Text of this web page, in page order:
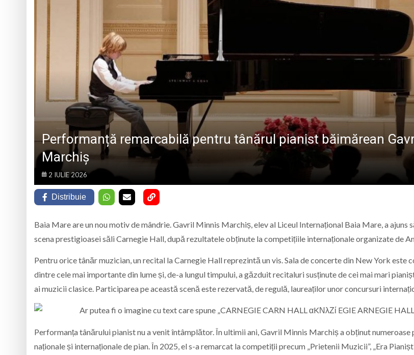
Muzeul Satului din Baia Mare, vizitat de numeroși turiști din țară
9 august 1953, a fost inaugurat Stadionul „23 August” din Baia
Lucrări de eficientizare energetică la Școala Generală din
Prognoza meteo Maramureș, duminică 9 august 2026
BAVAREZE PE CÂMPIA TINERETULUI
Performanță remarcabilă pentru tânărul pianist băimărean
Marchiș
2 IULIE 2026
Distribuie
Baia Mare are un nou motiv de mândrie. Gavril Minnis Marchiș, elev al Liceul Internațional Baia Mare , a ajuns
scena prestigioasei săliCarnegie Hall , după rezultatele obținute la competițiile internaționale organizate de
Pentru orice tânăr muzician, un recital la Carnegie Hall reprezintă un vis. Sala de concerte din New York este
dintre cele mai importante din lume și, de-a lungul timpului, a găzduit recitaluri susținute de cei mai mari
ai muzicii clasice. Participarea pe această scenă este rezervată, de regulă, laureaților unor concursuri
Performanța tânărului pianist nu a venit întâmplător. În ultimii ani, Gavril Minnis Marchiș a obținut numeroase
naționale și internaționale de pian. În 2025, el s-a remarcat la competiții precum „Prietenii Muzicii”, „Era